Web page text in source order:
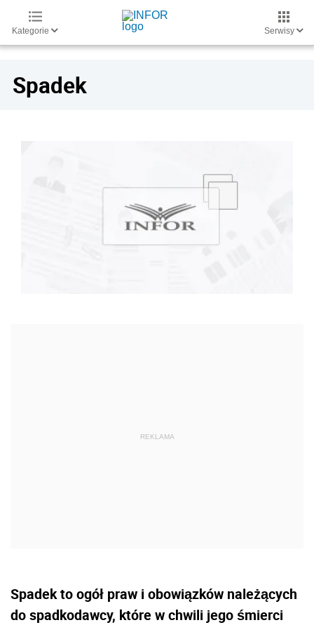
Kategorie Serwisy
Spadek
Spadek to ogół praw i obowiązków należących
do spadkodawcy, które w chwili jego śmierci